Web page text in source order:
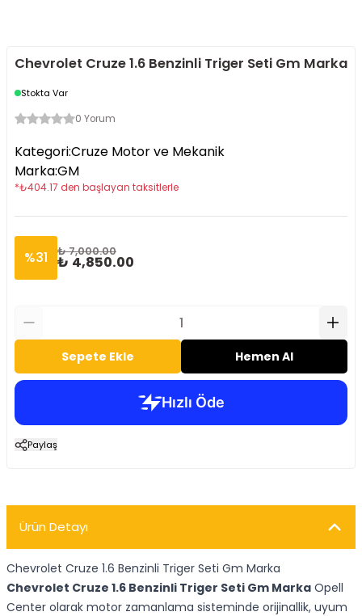
Chevrolet Cruze 1.6 Benzinli Triger Seti Gm Marka
Stokta Var
0 Yorum
Kategori:Cruze Motor ve Mekanik
Marka:GM
*₺404.17 den başlayan taksitlerle
%31 ₺ 7,000.00
₺ 4,850.00
Sepete Ekle Hemen Al
Paylaş
Ürün Detayı
Chevrolet Cruze 1.6 Benzinli Triger Seti Gm Marka
Chevrolet Cruze 1.6 Benzinli Triger Seti Gm Marka Opell
Center olarak motor zamanlama sisteminde orijinallik, uyum